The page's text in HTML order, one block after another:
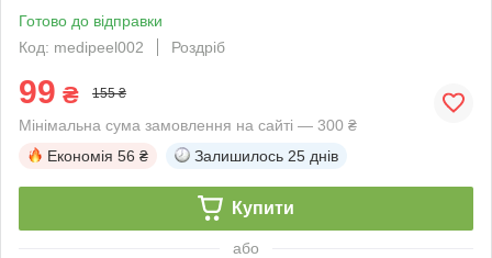
Готово до відправки
Код: medipeel002
Роздріб
99 ₴ 155 ₴
Мінімальна сума замовлення на сайті — 300 ₴
Економія 56 ₴ Залишилось 25 днів
Купити
або